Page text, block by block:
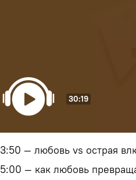
30:19
3:50 — любовь vs острая
5:00 — как любовь